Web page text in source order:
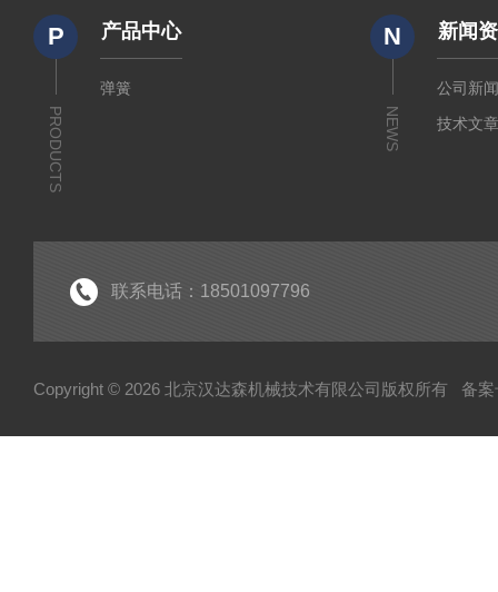
P
PRODUCTS
产品中心
弹簧
N
NEWS
新闻
公司新
技术文
联系电话：18501097796
Copyright © 2026 北京汉达森机械技术有限公司版权所有 备案